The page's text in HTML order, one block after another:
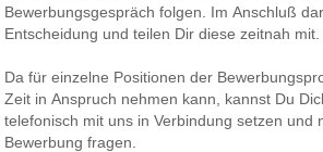
Bewerbungsgespräch folgen. Im Anschluß
Entscheidung und teilen Dir diese zeitnah mit.
Da für einzelne Positionen der
Zeit in Anspruch nehmen kann, kannst Du
telefonisch mit uns in Verbindung setzen und
Bewerbung fragen.